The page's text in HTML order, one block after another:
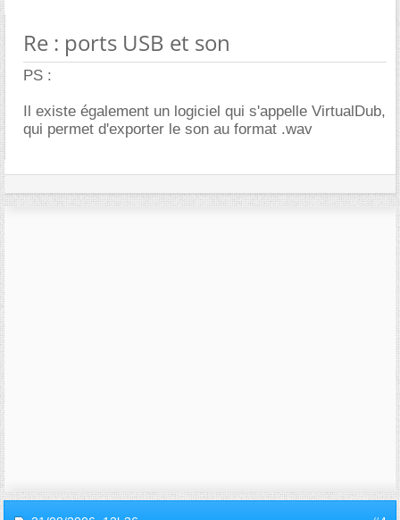
Re : ports USB et son
PS :
Il existe également un logiciel qui s'appelle VirtualDub,
qui permet d'exporter le son au format .wav